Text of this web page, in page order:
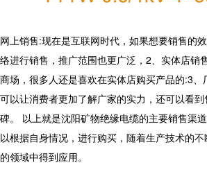
网上销售:现在是互联网时代，如果想要销售的
络进行销售，推广范围也更广泛， 2、实体店销
商场，很多人还是喜欢在实体店购买产品的:3、
可以让消费者更加了解广家的实力，还可以看
碑。 以上就是沈阳矿物绝缘电缆的主要销售渠
以根据自身情况，进行购买，随着生产技术的
的领域中得到应用。